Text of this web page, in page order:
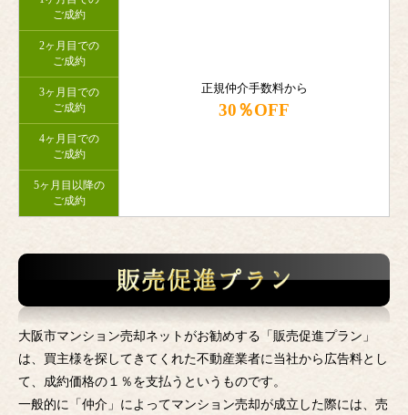
ご成約
正規仲介手数料から
30％OFF
2ヶ月目での
ご成約
3ヶ月目での
ご成約
4ヶ月目での
ご成約
5ヶ月目以降の
ご成約
大阪市マンション売却ネットがお勧めする「販売促進プラン」
は、買主様を探してきてくれた不動産業者に当社から広告料とし
て、成約価格の１％を支払うというものです。
一般的に「仲介」によってマンション売却が成立した際には、売